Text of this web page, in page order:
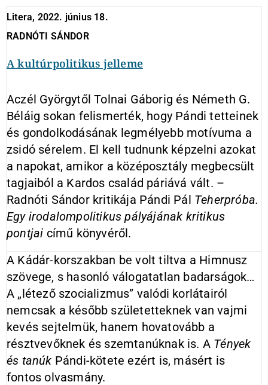
Litera, 2022. június 18.
RADNÓTI SÁNDOR
A kultúrpolitikus jelleme
Aczél Györgytől Tolnai Gáborig és Németh G.
Béláig sokan felismerték, hogy Pándi tetteinek
és gondolkodásának legmélyebb motívuma a
zsidó sérelem. El kell tudnunk képzelni azokat
a napokat, amikor a középosztály megbecsült
tagjaiból a Kardos család páriává vált. –
Radnóti Sándor kritikája Pándi Pál Teherpróba.
Egy irodalompolitikus pályájának kritikus
pontjai című könyvéről.
A Kádár-korszakban be volt tiltva a Himnusz
szövege, s hasonló válogatatlan badarságok…
A „létező szocializmus” valódi korlátairól
nemcsak a később születetteknek van vajmi
kevés sejtelmük, hanem hovatovább a
résztvevőknek és szemtanúknak is. A Tények
és tanúk Pándi-kötete ezért is, másért is
fontos olvasmány.